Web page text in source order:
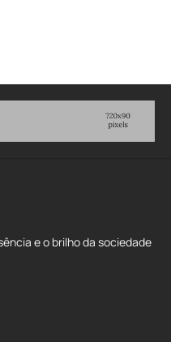
e o brilho da sociedade